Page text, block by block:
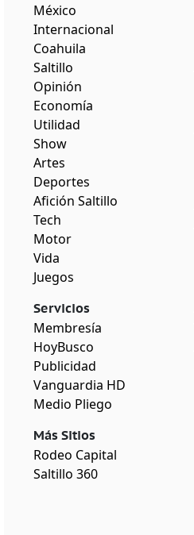
México
Internacional
Coahuila
Saltillo
Opinión
Economía
Utilidad
Show
Artes
Deportes
Afición Saltillo
Tech
Motor
Vida
Juegos
Servicios
Membresía
HoyBusco
Publicidad
Vanguardia HD
Medio Pliego
Más Sitios
Rodeo Capital
Saltillo 360